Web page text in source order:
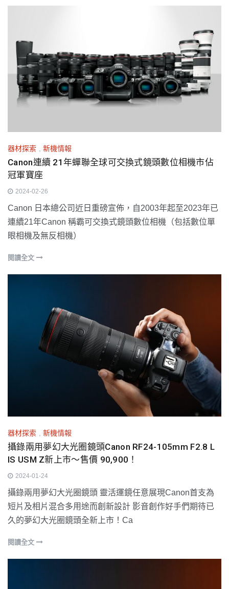
器材探索 新機情報
Canon連續 21年蟬聯全球可交換式鏡頭數位相機市佔
冠軍寶座
2024-02-26
Canon 日本總公司近日重磅宣佈，自2003年起至2023年已
連續21年Canon 稱霸可交換式鏡頭數位相機（包括數位單
眼相機及無反相機）
閱讀全文
器材探索 新機情報
攝錄兩用夢幻大光圈鏡頭Canon RF24-105mm F2.8 L
IS USM Z新上市～售價 90,900！
2024-01-24
攝錄兩用夢幻大光圈鏡頭 靈活運鏡任意展現Canon首支為
短片及相片混合多用途而創新設計 影音創作好手們期待已
久的夢幻大光圈鏡頭全新上市！Ca
閱讀全文